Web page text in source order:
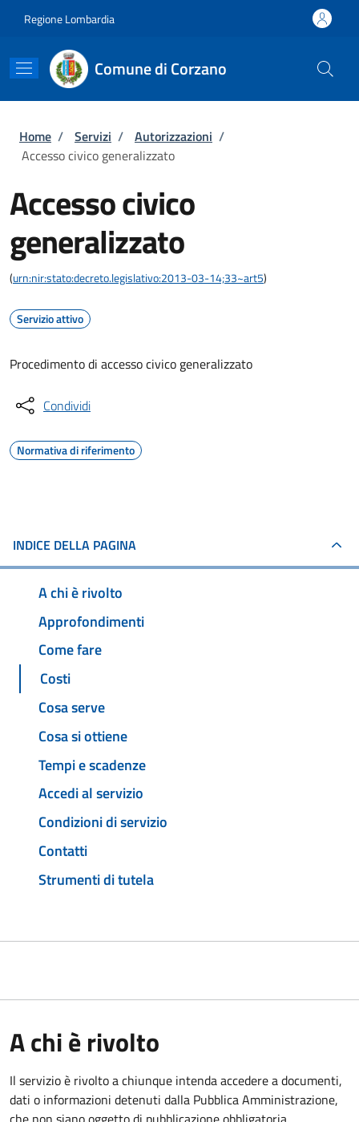
Regione Lombardia
Comune di Corzano
Briciole di pane
Home / Servizi / Autorizzazioni /
Accesso civico generalizzato
Accesso civico
generalizzato
(urn:nir:stato:decreto.legislativo:2013-03-14;33~art5)
Servizio attivo
Procedimento di accesso civico generalizzato
Condividi
Normativa di riferimento
INDICE DELLA PAGINA
A chi è rivolto
Approfondimenti
Come fare
Costi
Cosa serve
Cosa si ottiene
Tempi e scadenze
Accedi al servizio
Condizioni di servizio
Contatti
Strumenti di tutela
A chi è rivolto
Il servizio è rivolto a chiunque intenda accedere a documenti,
dati o informazioni detenuti dalla Pubblica Amministrazione,